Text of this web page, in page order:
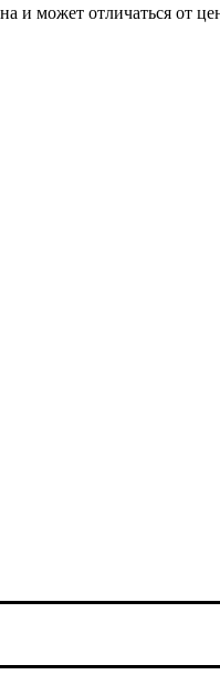
и может отличаться от